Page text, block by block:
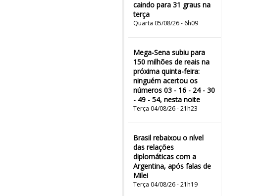
caindo para 31 graus na
terça
Quarta 05/08/26 - 6h09
Mega-Sena subiu para
150 milhões de reais na
próxima quinta-feira:
ninguém acertou os
números 03 - 16 - 24 - 30
- 49 - 54, nesta noite
Terça 04/08/26 - 21h23
Brasil rebaixou o nível
das relações
diplomáticas com a
Argentina, após falas de
Milei
Terça 04/08/26 - 21h19